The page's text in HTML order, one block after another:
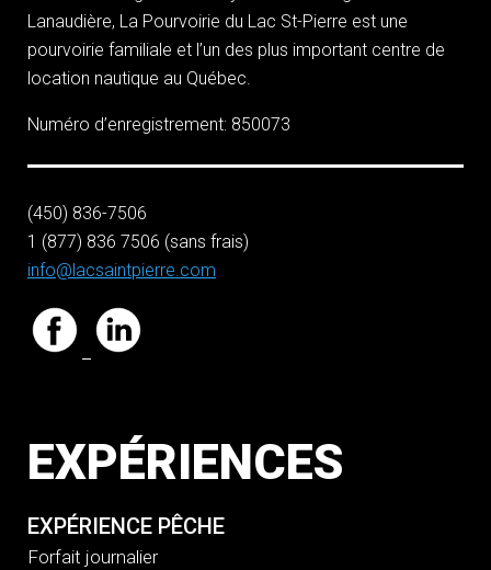
Lanaudière, La Pourvoirie du Lac St-Pierre est une
pourvoirie familiale et l’un des plus important centre de
location nautique au Québec.
Numéro d’enregistrement: 850073
(450) 836-7506
1 (877) 836 7506 (sans frais)
info@lacsaintpierre.com
EXPÉRIENCES
EXPÉRIENCE PÊCHE
Forfait journalier